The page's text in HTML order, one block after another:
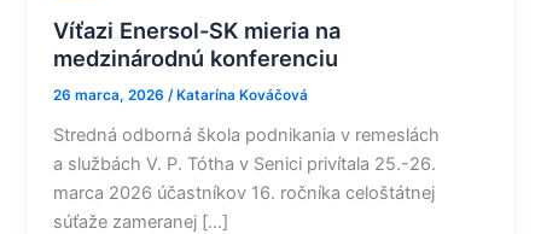
Víťazi Enersol-SK mieria na
medzinárodnú konferenciu
26 marca, 2026/Katarína Kováčová
Stredná odborná škola podnikania v remeslách
a službách V. P. Tótha v Senici privítala 25.-26.
marca 2026 účastníkov 16. ročníka celoštátnej
súťaže zameranej […]